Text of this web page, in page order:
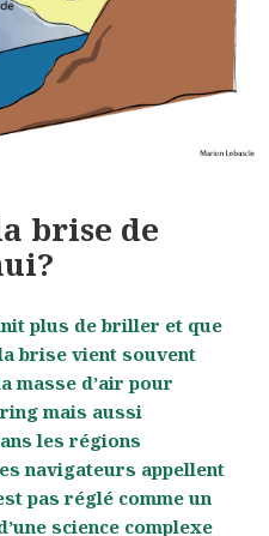
brise de
plus de briller et que
brise vient souvent
masse d’air pour
mais aussi
les régions
navigateurs appellent
pas réglé comme un
science complexe